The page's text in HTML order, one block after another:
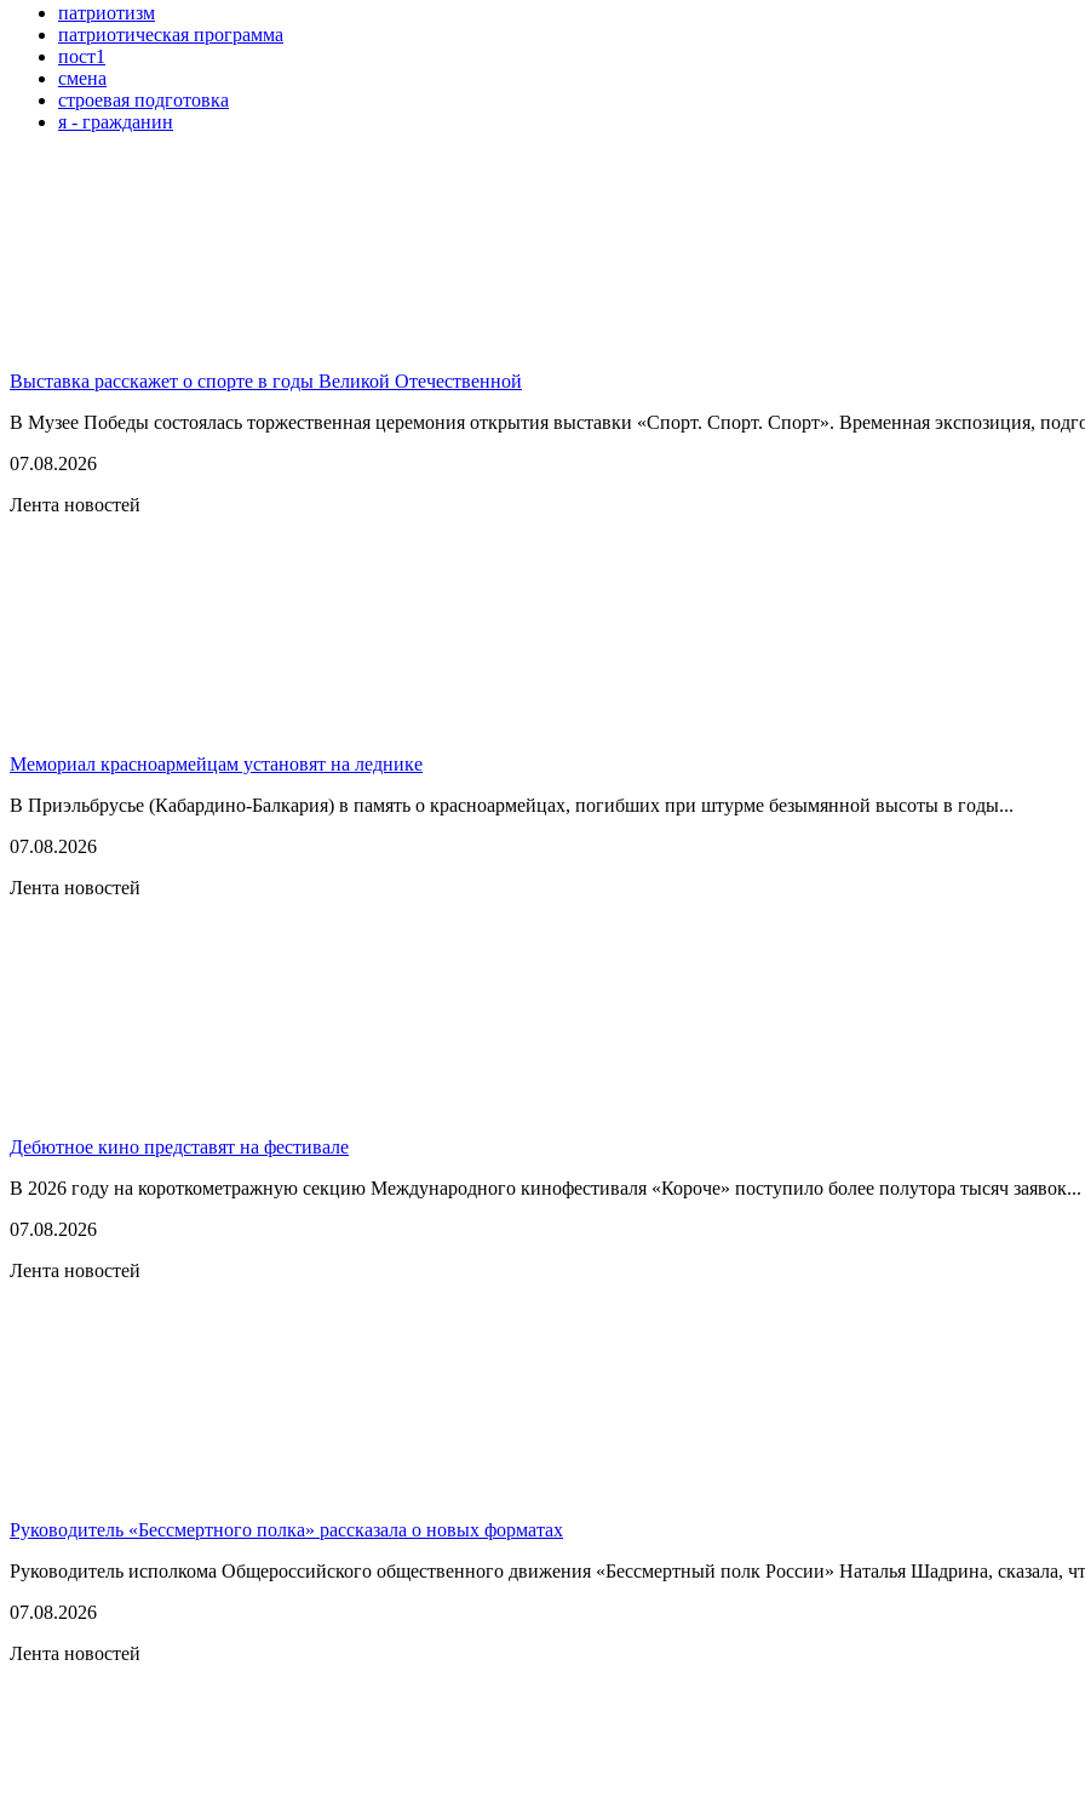
патриотизм
патриотическая программа
пост1
смена
строевая подготовка
я - гражданин
Выставка расскажет о спорте в годы Великой Отечественной
В Музее Победы состоялась торжественная церемония открытия выставки «Спорт. Спорт. Спорт». Временная экспозиция,
07.08.2026
Лента новостей
Мемориал красноармейцам установят на леднике
В Приэльбрусье (Кабардино-Балкария) в память о красноармейцах, погибших при штурме безымянной высоты в годы...
07.08.2026
Лента новостей
Дебютное кино представят на фестивале
В 2026 году на короткометражную секцию Международного кинофестиваля «Короче» поступило более полутора тысяч заявок...
07.08.2026
Лента новостей
Руководитель «Бессмертного полка» рассказала о новых форматах
Руководитель исполкома Общероссийского общественного движения «Бессмертный полк России» Наталья Шадрина, сказала,
07.08.2026
Лента новостей